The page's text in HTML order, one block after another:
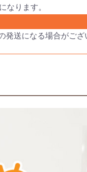
なります。
送になる場合がござ